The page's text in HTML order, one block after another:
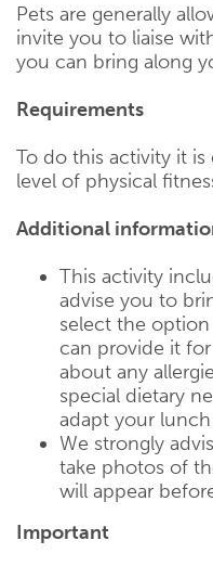
Pets are generally
invite you to liaise
you can bring along
Requirements
To do this activity it is
level of physical
Additional
This activity
advise you to
select the option
can provide it
about any
special dietary
adapt your
We strongly
take photos of
will appear
Important